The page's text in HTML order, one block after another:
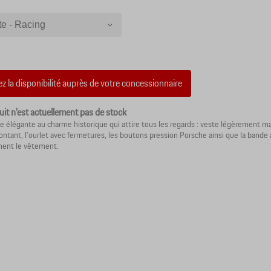
- Racing
- Racing - M
- Racing - S
la disponibilité auprès de votre concessionnaire
n'est actuellement pas de stock
élégante au charme historique qui attire tous les regards : veste légèrement
l'ourlet avec fermetures, les boutons pression Porsche ainsi que la
le vêtement.